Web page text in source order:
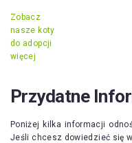
Zobacz
nasze koty
do adopcji
więcej
Przydatne
Poniżej kilka informacji
Jeśli chcesz dowiedzieć się